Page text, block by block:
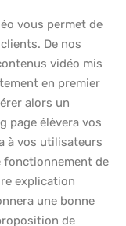
vous permet de
De nos
vidéo mis
en premier
alors un
page élèvera vos
à vos utilisateurs
fonctionnement de
explication
une bonne
de